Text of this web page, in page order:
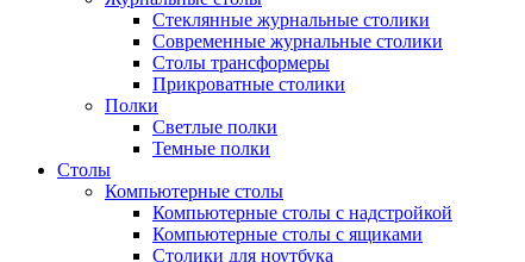
Стеклянные журнальные столики
Современные журнальные столики
Столы трансформеры
Прикроватные столики
Полки
Светлые полки
Темные полки
Столы
Компьютерные столы
Компьютерные столы с надстройкой
Компьютерные столы с ящиками
Столики для ноутбука